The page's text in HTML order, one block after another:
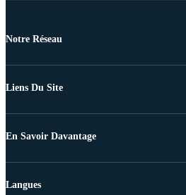
Notre Réseau
Liens Du Site
En Savoir Davantage
Langues